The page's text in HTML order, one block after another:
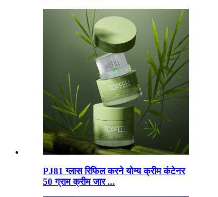
PJ81 ग्लास रिफिल करने योग्य क्रीम कंटेनर
50 ग्राम क्रीम जार ...